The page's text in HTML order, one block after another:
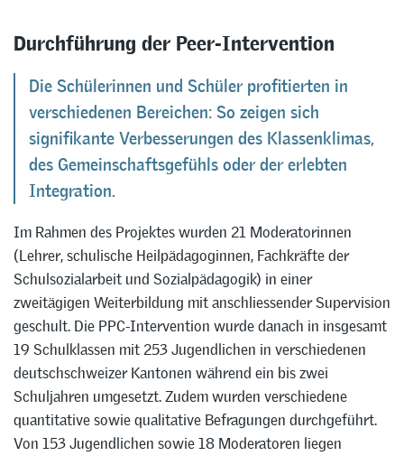
Durchführung der Peer-Intervention
Die Schülerinnen und Schüler profitierten in
verschiedenen Bereichen: So zeigen sich
signifikante Verbesserungen des Klassenklimas,
des Gemeinschaftsgefühls oder der erlebten
Integration.
Im Rahmen des Projektes wurden 21 Moderatorinnen
(Lehrer, schulische Heilpädagoginnen, Fachkräfte der
Schulsozialarbeit und Sozialpädagogik) in einer
zweitägigen Weiterbildung mit anschliessender Supervision
geschult. Die PPC-Intervention wurde danach in insgesamt
19 Schulklassen mit 253 Jugendlichen in verschiedenen
deutschschweizer Kantonen während ein bis zwei
Schuljahren umgesetzt. Zudem wurden verschiedene
quantitative sowie qualitative Befragungen durchgeführt.
Von 153 Jugendlichen sowie 18 Moderatoren liegen